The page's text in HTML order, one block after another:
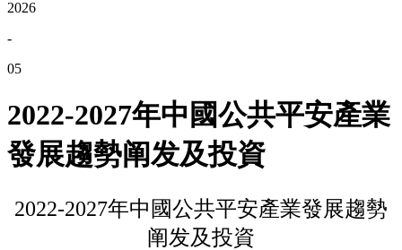
2026
-
05
2022-2027年中國公共平安產業
發展趨勢阐发及投資
2022-2027年中國公共平安產業發展趨勢
阐发及投資